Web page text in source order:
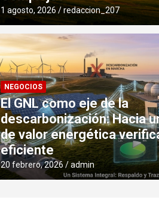
1 agosto, 2026 redaccion_207
NEGOCIOS
El GNL como eje de la
descarbonización: Hacia
de valor energética
eficiente
20 febrero, 2026 admin